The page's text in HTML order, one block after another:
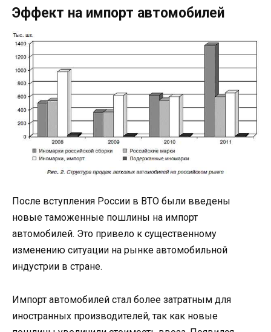
Эффект на импорт автомобилей
После вступления России в ВТО были введены
новые таможенные пошлины на импорт
автомобилей. Это привело к существенному
изменению ситуации на рынке автомобильной
индустрии в стране.
Импорт автомобилей стал более затратным для
иностранных производителей, так как новые